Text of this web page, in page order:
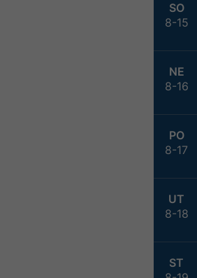
SO
8-15
NE
8-16
PO
8-17
UT
8-18
ST